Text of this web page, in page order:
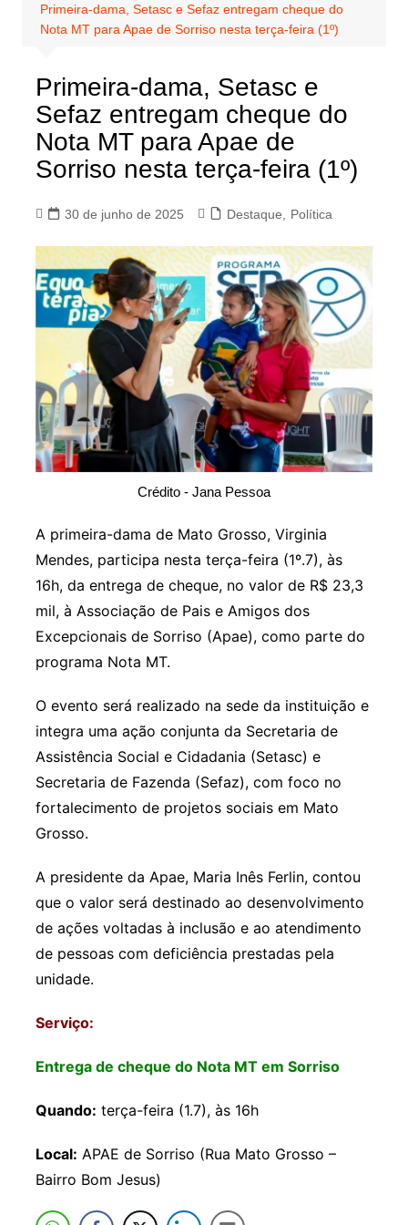
Primeira-dama, Setasc e Sefaz entregam cheque do
Nota MT para Apae de Sorriso nesta terça-feira (1º)
Primeira-dama, Setasc e
Sefaz entregam cheque do
Nota MT para Apae de
Sorriso nesta terça-feira (1º)
30 de junho de 2025 Destaque Política
Crédito - Jana Pessoa
A primeira-dama de Mato Grosso, Virginia
Mendes, participa nesta terça-feira (1º.7), às
16h, da entrega de cheque, no valor de R$ 23,3
mil, à Associação de Pais e Amigos dos
Excepcionais de Sorriso (Apae), como parte do
programa Nota MT.
O evento será realizado na sede da instituição e
integra uma ação conjunta da Secretaria de
Assistência Social e Cidadania (Setasc) e
Secretaria de Fazenda (Sefaz), com foco no
fortalecimento de projetos sociais em Mato
Grosso.
A presidente da Apae, Maria Inês Ferlin, contou
que o valor será destinado ao desenvolvimento
de ações voltadas à inclusão e ao atendimento
de pessoas com deficiência prestadas pela
unidade.
Serviço:
Entrega de cheque do Nota MT em Sorriso
Quando: terça-feira (1.7), às 16h
Local: APAE de Sorriso (Rua Mato Grosso –
Bairro Bom Jesus)